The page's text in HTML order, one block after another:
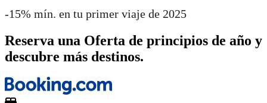
-15% mín. en tu primer viaje de 2025
Reserva una Oferta de principios de año y
descubre más destinos.